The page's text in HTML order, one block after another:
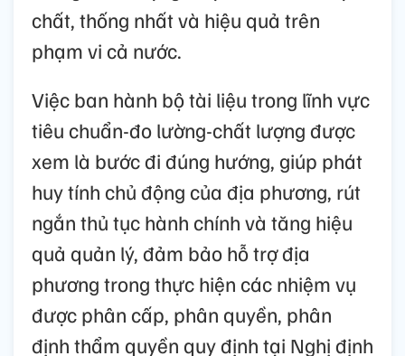
chất, thống nhất và hiệu quả trên
phạm vi cả nước.
Việc ban hành bộ tài liệu trong lĩnh vực
tiêu chuẩn-đo lường-chất lượng được
xem là bước đi đúng hướng, giúp phát
huy tính chủ động của địa phương, rút
ngắn thủ tục hành chính và tăng hiệu
quả quản lý, đảm bảo hỗ trợ địa
phương trong thực hiện các nhiệm vụ
được phân cấp, phân quyền, phân
định thẩm quyền quy định tại Nghị định